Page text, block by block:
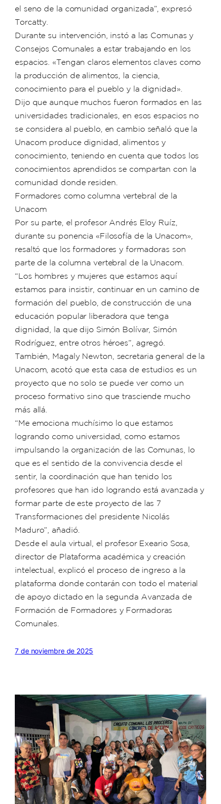
el seno de la comunidad organizada”, expresó
Torcatty.
Durante su intervención, instó a las Comunas y
Consejos Comunales a estar trabajando en los
espacios. «Tengan claros elementos claves como
la producción de alimentos, la ciencia,
conocimiento para el pueblo y la dignidad».
Dijo que aunque muchos fueron formados en las
universidades tradicionales, en esos espacios no
se considera al pueblo, en cambio señaló que la
Unacom produce dignidad, alimentos y
conocimiento, teniendo en cuenta que todos los
conocimientos aprendidos se compartan con la
comunidad donde residen.
Formadores como columna vertebral de la
Unacom
Por su parte, el profesor Andrés Eloy Ruíz,
durante su ponencia «Filosofía de la Unacom»,
resaltó que los formadores y formadoras son
parte de la columna vertebral de la Unacom.
“Los hombres y mujeres que estamos aquí
estamos para insistir, continuar en un camino de
formación del pueblo, de construcción de una
educación popular liberadora que tenga
dignidad, la que dijo Simón Bolívar, Simón
Rodríguez, entre otros héroes”, agregó.
También, Magaly Newton, secretaria general de la
Unacom, acotó que esta casa de estudios es un
proyecto que no solo se puede ver como un
proceso formativo sino que trasciende mucho
más allá.
“Me emociona muchísimo lo que estamos
logrando como universidad, como estamos
impulsando la organización de las Comunas, lo
que es el sentido de la convivencia desde el
sentir, la coordinación que han tenido los
profesores que han ido logrando está avanzada y
formar parte de este proyecto de las 7
Transformaciones del presidente Nicolás
Maduro”, añadió.
Desde el aula virtual, el profesor Exeario Sosa,
director de Plataforma académica y creación
intelectual, explicó el proceso de ingreso a la
plataforma donde contarán con todo el material
de apoyo dictado en la segunda Avanzada de
Formación de Formadores y Formadoras
Comunales.
7 de noviembre de 2025